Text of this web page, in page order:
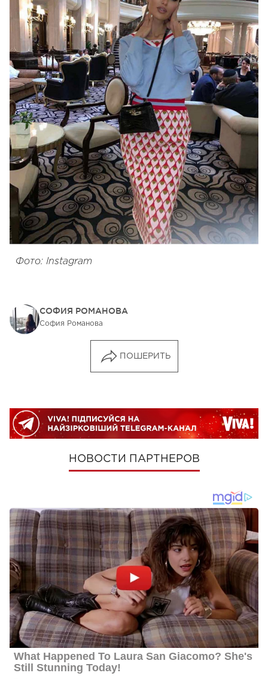
Фото: Instagram
СОФИЯ РОМАНОВА
София Романова
ПОШЕРИТЬ
НОВОСТИ ПАРТНЕРОВ